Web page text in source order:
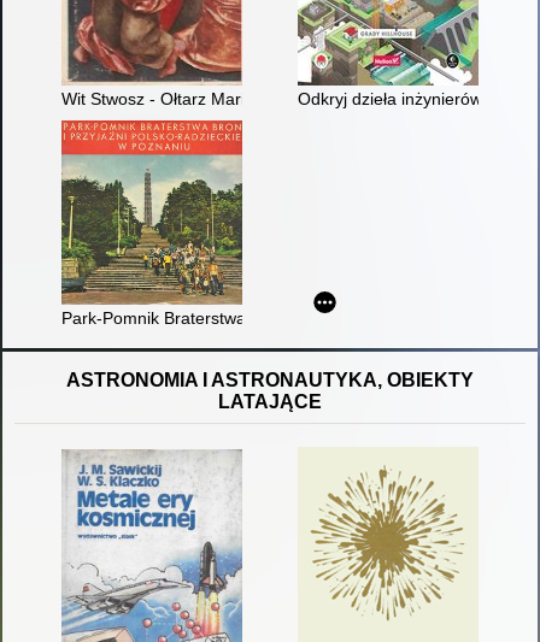
Wit Stwosz - Ołtarz Mariacki : epoka i środowisko
Odkryj dzieła inżynierów :
Park-Pomnik Braterstwa Broni i Przyjaźni Polsko-Radzieckiej
ASTRONOMIA I ASTRONAUTYKA, OBIEKTY
LATAJĄCE